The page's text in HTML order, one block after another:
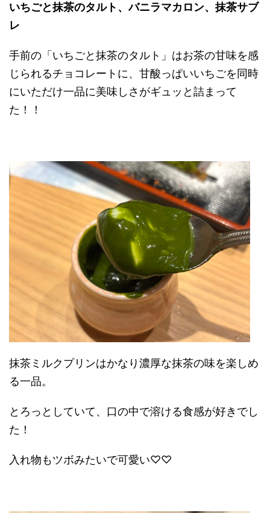
いちごと抹茶のタルト、バニラマカロン、抹茶サブ
レ
手前の「いちごと抹茶のタルト」はお茶の甘味を感
じられるチョコレートに、甘酸っぱいいちごを同時
にいただけ一品に美味しさがギュッと詰まって
た！！
抹茶ミルクプリンはかなり濃厚な抹茶の味を楽しめ
る一品。
とろっとしていて、口の中で溶ける食感が好きでし
た！
入れ物もツボみたいで可愛い♡♡